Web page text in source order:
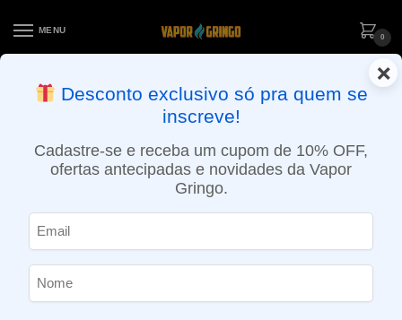
MENU
0
ENTREGA NO MESMO DIA EM SÃO PAULO (SEG A SEX): PEDIDOS
APROVADOS ATÉ 15:30 VIA MOTOBOY
×
Desconto exclusivo só pra quem se
inscreve!
Cadastre-se e receba um cupom de 10% OFF,
ofertas antecipadas e novidades da Vapor
Gringo.